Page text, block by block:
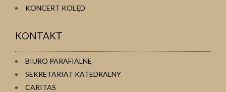
KONCERT KOLĘD
KONTAKT
BIURO PARAFIALNE
SEKRETARIAT KATEDRALNY
CARITAS